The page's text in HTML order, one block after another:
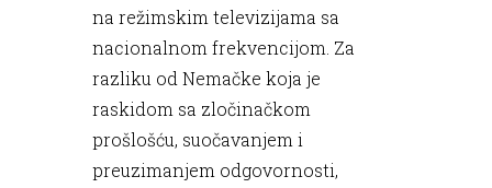
na režimskim televizijama sa
nacionalnom frekvencijom. Za
razliku od Nemačke koja je
raskidom sa zločinačkom
prošlošću, suočavanjem i
preuzimanjem odgovornosti,